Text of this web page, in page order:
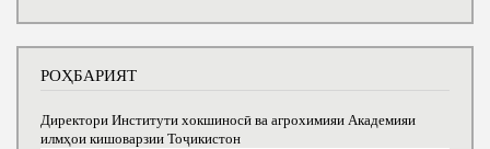
РОҲБАРИЯТ
Директори Институти хокшиносӣ ва агрохимияи Академияи
илмҳои кишоварзии Тоҷикистон